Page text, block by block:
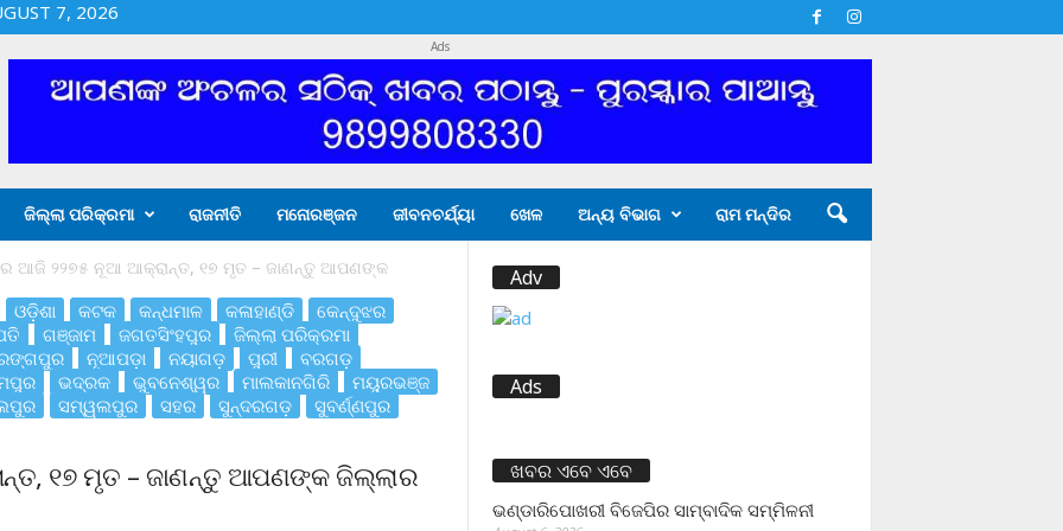
7, 2026
Ads
ଜିଲ୍ଲା ପରିକ୍ରମା ରାଜନୀତି ମନୋରଞ୍ଜନ ଜୀବନଚର୍ଯ୍ୟା ଖେଳ ଅନ୍ୟ ବିଭାଗ ରାମ ମନ୍ଦିର
ଆଜି ୨୨୭୫ ନୂଆ ଆକ୍ରାନ୍ତ, ୧୭ ମୃତ – ଜାଣନ୍ତୁ ଆପଣଙ୍କ
ଓଡ଼ିଶା କଟକ କନ୍ଧମାଳ କଳାହାଣ୍ଡି
କେନ୍ଦୁଝର
ଗଞ୍ଜାମ ଜଗତସିଂହପୁର
ଜିଲ୍ଲା ପରିକ୍ରମା
ନୂଆପଡ଼ା ନୟାଗଡ଼ ପୁରୀ
ବରଗଡ଼
ଭଦ୍ରକ ଭୁବନେଶ୍ୱର ମାଲକାନଗିରି
ମୟୁରଭଞ୍ଜ
ସମ୍ୱଲପୁର ସହର ସୁନ୍ଦରଗଡ଼
ସୁବର୍ଣ୍ଣପୁର
୧୭ ମୃତ – ଜାଣନ୍ତୁ ଆପଣଙ୍କ ଜିଲ୍ଲାର
Adv
Ads
ଖବର ଏବେ ଏବେ
ଭଣ୍ଡାରିପୋଖରୀ ବିଜେପିର ସାମ୍ବାଦିକ ସମ୍ମିଳନୀ